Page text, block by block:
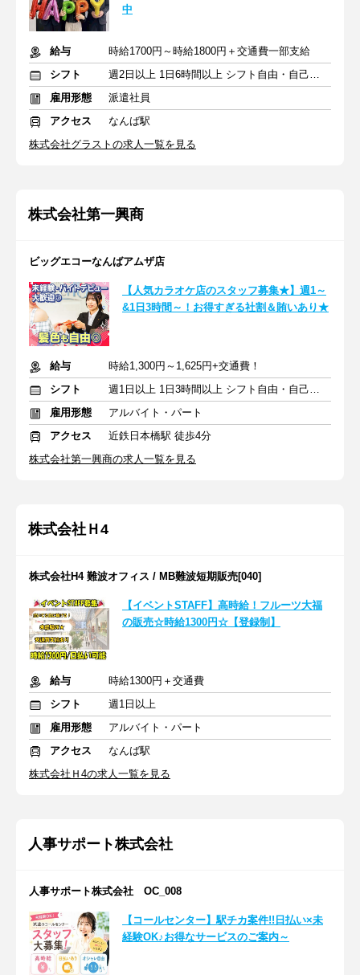
中
給与
時給1700円～時給1800円＋交通費一部支給
シフト
週2日以上 1日6時間以上 シフト自由・自己申告
雇用形態
派遣社員
アクセス
なんば駅
株式会社グラストの求人一覧を見る
株式会社第一興商
ビッグエコーなんばアムザ店
【人気カラオケ店のスタッフ募集★】週1～
&1日3時間～！お得すぎる社割＆賄いあり★
給与
時給1,300円～1,625円+交通費！
シフト
週1日以上 1日3時間以上 シフト自由・自己申告
雇用形態
アルバイト・パート
アクセス
近鉄日本橋駅 徒歩4分
株式会社第一興商の求人一覧を見る
株式会社Ｈ4
株式会社H4 難波オフィス / MB難波短期販売[040]
【イベントSTAFF】高時給！フルーツ大福
の販売☆時給1300円☆【登録制】
給与
時給1300円＋交通費
シフト
週1日以上
雇用形態
アルバイト・パート
アクセス
なんば駅
株式会社Ｈ4の求人一覧を見る
人事サポート株式会社
人事サポート株式会社 OC_008
【コールセンター】駅チカ案件!!日払い×未
経験OK♪お得なサービスのご案内～